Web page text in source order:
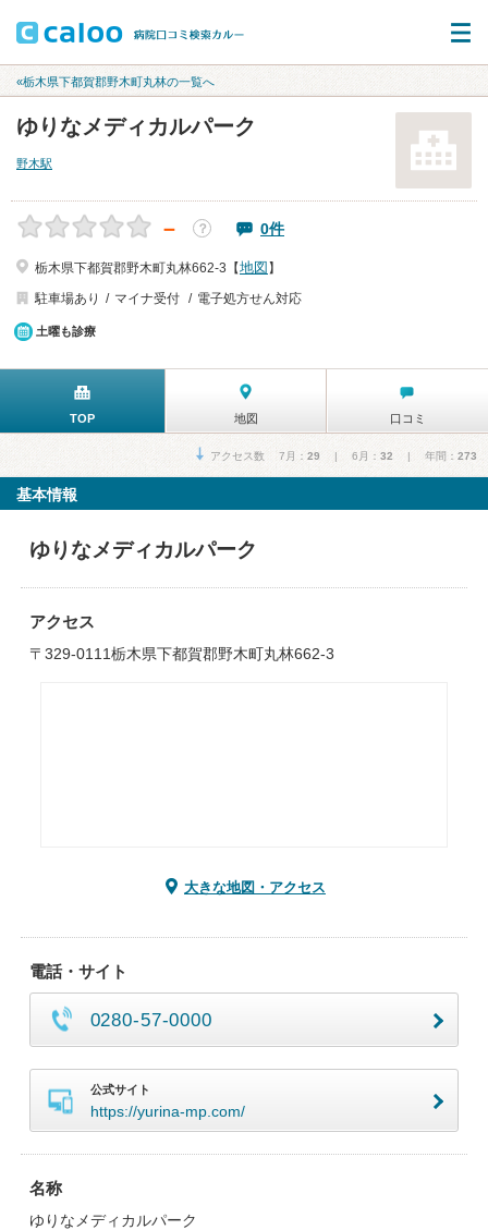
«栃木県下都賀郡野木町丸林の一覧へ
ゆりなメディカルパーク
野木駅
－ ？ 0件
栃木県下都賀郡野木町丸林662-3【地図 】
駐車場あり
マイナ受付 電子処方せん対応
土曜も診療
TOP 地図 口コミ
アクセス数 7月： 29 | 6月： 32 | 年間： 273
基本情報
ゆりなメディカルパーク
アクセス
〒329-0111栃木県下都賀郡野木町丸林662-3
大きな地図・アクセス
電話・サイト
0280-57-0000
公式サイト
https://yurina-mp.com/
名称
ゆりなメディカルパーク